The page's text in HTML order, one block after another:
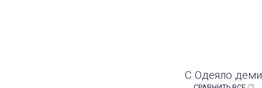
С Одеяло